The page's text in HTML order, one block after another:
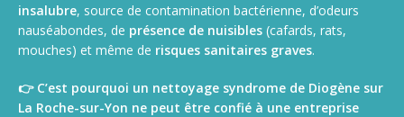
insalubre, source de contamination bactérienne, d’odeurs
nauséabondes, de présence de nuisibles (cafards, rats,
mouches) et même de risques sanitaires graves.
👉 C’est pourquoi un nettoyage syndrome de Diogène sur
La Roche-sur-Yon ne peut être confié à une entreprise